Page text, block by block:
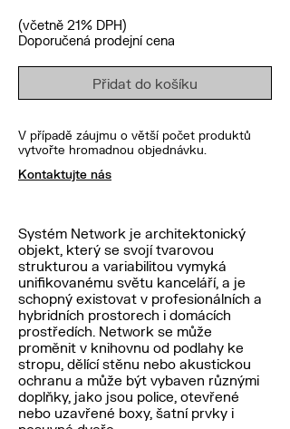
(včetně 21% DPH)
Doporučená prodejní cena
Přidat do košíku
V případě záujmu o větší počet produktů
vytvořte hromadnou objednávku.
Kontaktujte nás
Systém Network je architektonický
objekt, který se svojí tvarovou
strukturou a variabilitou vymyká
unifikovanému světu kanceláří, a je
schopný existovat v profesionálních a
hybridních prostorech i domácích
prostředích. Network se může
proměnit v knihovnu od podlahy ke
stropu, dělící stěnu nebo akustickou
ochranu a může být vybaven různými
doplňky, jako jsou police, otevřené
nebo uzavřené boxy, šatní prvky i